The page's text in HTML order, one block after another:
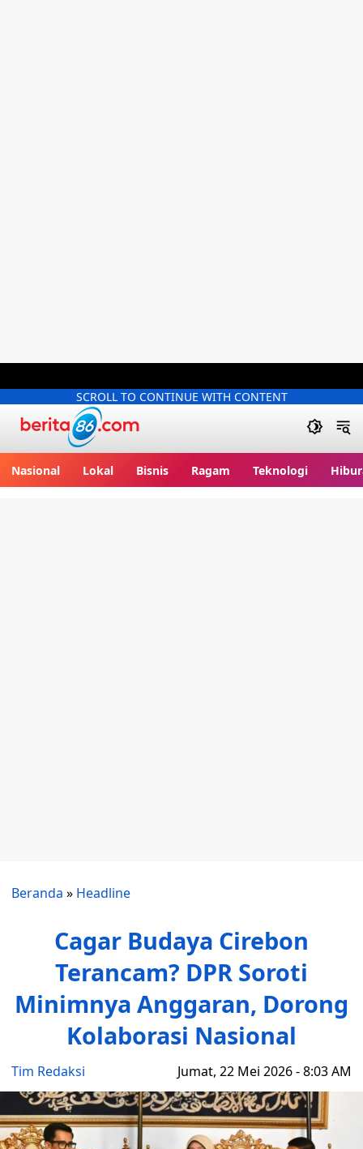
SCROLL TO CONTINUE WITH CONTENT
Nasional Lokal Bisnis Ragam Teknologi
Beranda » Headline
Cagar Budaya Cirebon
Terancam? DPR Soroti
Minimnya Anggaran, Dorong
Kolaborasi Nasional
Tim Redaksi Jumat, 22 Mei 2026 - 8:03 AM